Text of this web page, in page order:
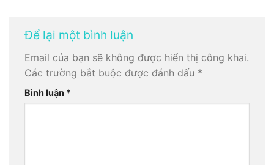
Để lại một bình luận
Email của bạn sẽ không được hiển thị công khai.
Các trường bắt buộc được đánh dấu *
Bình luận *